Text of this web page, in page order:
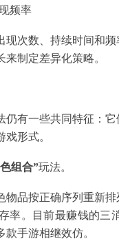
频率
现次数、持续时间和
制定差异化策略。
仍有一些共同特征：
形式。
组合”玩法。
物品按正确序列重新
。目前最赚钱的三
手游相继效仿。